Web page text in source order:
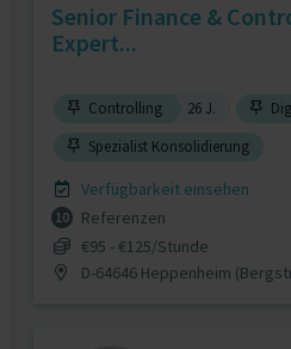
Senior Finance &
Expert...
Controlling 26 J.
Spezialist Konsolidierung
Verfügbarkeit einsehen
10
Referenzen
€95 - €125/Stunde
D-64646 Heppenheim